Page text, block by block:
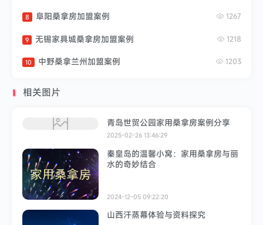
8 阜阳桑拿房加盟案例 1267
9 无锡家具城桑拿房加盟案例 1218
10 中野桑拿兰州加盟案例 1203
相关图片
青岛世贸公园家用桑拿房案例分享
2025-02-26 13:46:29
秦皇岛的温馨小窝：家用桑拿房与丽
水的奇妙结合
2024-12-05 09:22:20
山西汗蒸幕体验与资料探究